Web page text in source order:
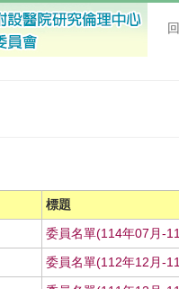
標題
委員名單(114年07月-
委員名單(112年12月-